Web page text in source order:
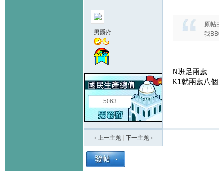
男爵府
5063
原帖
我
N班足兩歲
K1就兩歲八
‹ 上一主題 下一主題 ›